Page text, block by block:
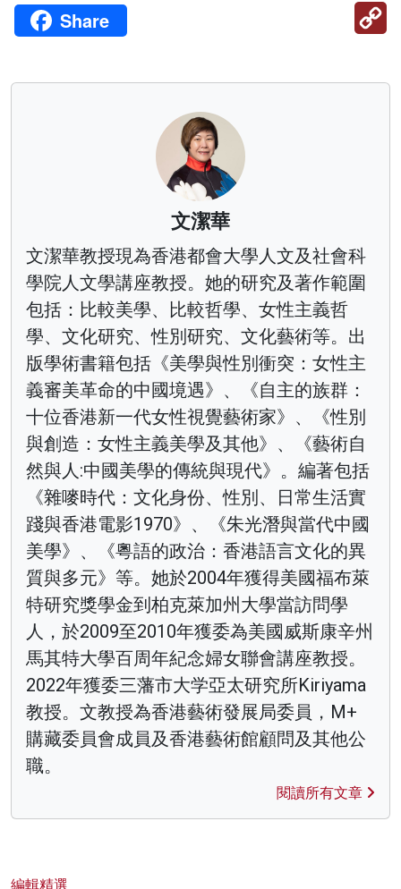
Share
文潔華
文潔華教授現為香港都會大學人文及社會科
學院人文學講座教授。她的研究及著作範圍
包括：比較美學、比較哲學、女性主義哲
學、文化研究、性別研究、文化藝術等。出
版學術書籍包括《美學與性別衝突：女性主
義審美革命的中國境遇》、《自主的族群：
十位香港新一代女性視覺藝術家》、《性別
與創造：女性主義美學及其他》、《藝術自
然與人:中國美學的傳統與現代》。編著包括
《雜嘜時代：文化身份、性別、日常生活實
踐與香港電影1970》、《朱光潛與當代中國
美學》、《粵語的政治：香港語言文化的異
質與多元》等。她於2004年獲得美國福布萊
特研究獎學金到柏克萊加州大學當訪問學
人，於2009至2010年獲委為美國威斯康辛州
馬其特大學百周年紀念婦女聯會講座教授。
2022年獲委三藩市大学亞太研究所Kiriyama
教授。文教授為香港藝術發展局委員，M+
購藏委員會成員及香港藝術館顧問及其他公
職。
閱讀所有文章
編輯精選